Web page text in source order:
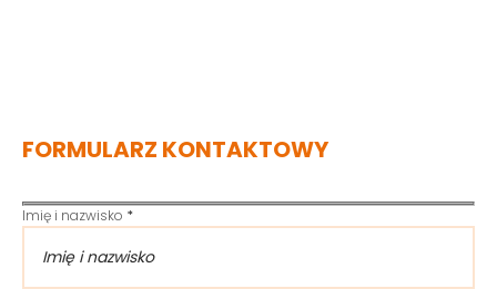
FORMULARZ KONTAKTOWY
Imię i nazwisko *